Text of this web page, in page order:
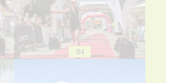
84